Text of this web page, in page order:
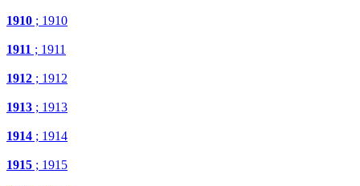
1910 ; 1910
1911 ; 1911
1912 ; 1912
1913 ; 1913
1914 ; 1914
1915 ; 1915